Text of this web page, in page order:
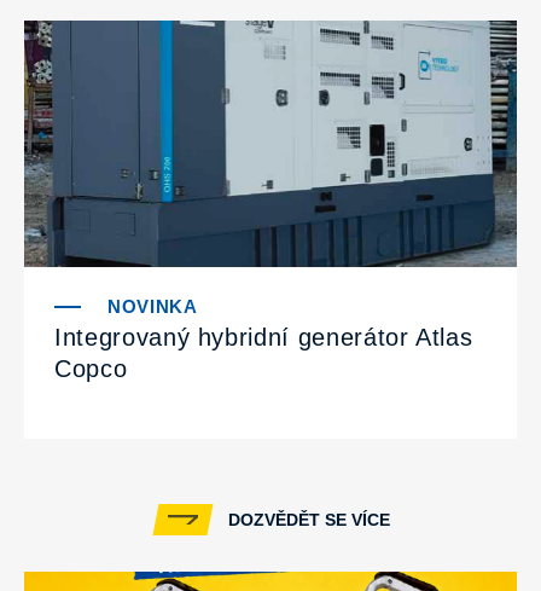
Integrovaný hybridní generátor Atlas
Copco
DOZVĚDĚT SE VÍCE